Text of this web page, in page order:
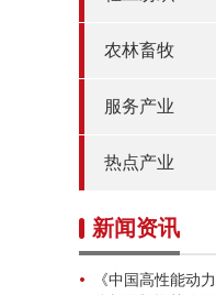
农林畜牧
服务产业
热点产业
新闻资讯
《中国高性能动